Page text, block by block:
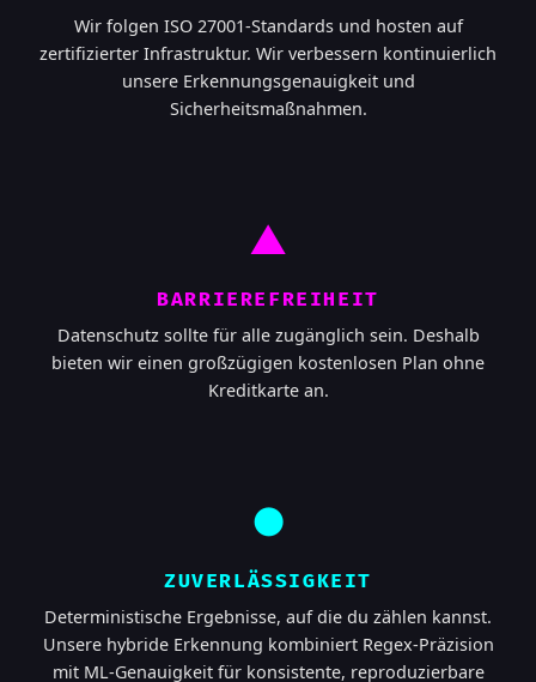
Wir folgen ISO 27001-Standards und hosten auf
zertifizierter Infrastruktur. Wir verbessern kontinuierlich
unsere Erkennungsgenauigkeit und
Sicherheitsmaßnahmen.
▲
BARRIEREFREIHEIT
Datenschutz sollte für alle zugänglich sein. Deshalb
bieten wir einen großzügigen kostenlosen Plan ohne
Kreditkarte an.
●
ZUVERLÄSSIGKEIT
Deterministische Ergebnisse, auf die du zählen kannst.
Unsere hybride Erkennung kombiniert Regex-Präzision
mit ML-Genauigkeit für konsistente, reproduzierbare